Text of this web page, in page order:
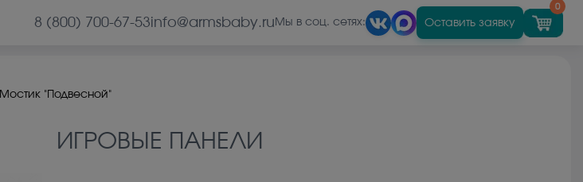
8 (800) 700-67-53info@armsbaby.ru Мы в соц. сетях: Оставить заявку
0
Мостик "Подвесной"
ИГРОВЫЕ ПАНЕЛИ